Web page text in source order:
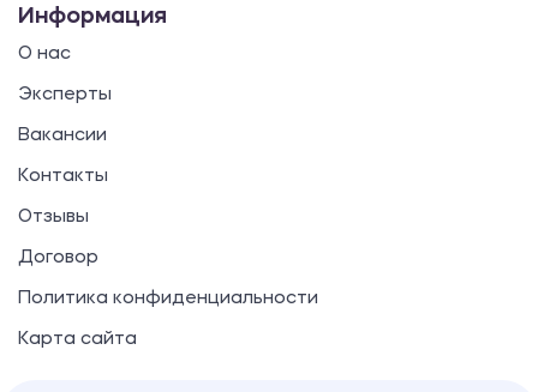
Информация
О нас
Эксперты
Вакансии
Контакты
Отзывы
Договор
Политика конфиденциальности
Карта сайта